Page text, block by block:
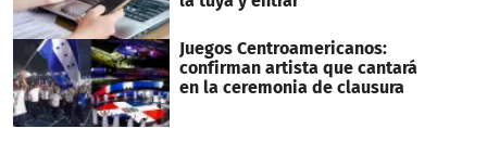
Juegos Centroamericanos:
confirman artista que cantará
en la ceremonia de clausura